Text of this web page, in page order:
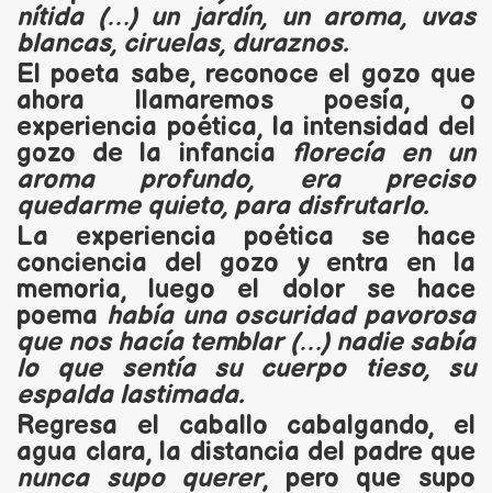
nítida (…) un jardín, un aroma, uvas
blancas, ciruelas, duraznos.
El poeta sabe, reconoce el gozo que
ahora llamaremos poesía, o
experiencia poética, la intensidad del
gozo de la infancia florecía en un
aroma profundo, era preciso
quedarme quieto, para disfrutarlo.
La experiencia poética se hace
conciencia del gozo y entra en la
memoria, luego el dolor se hace
poema había una oscuridad pavorosa
que nos hacía temblar (…) nadie sabía
lo que sentía su cuerpo tieso, su
espalda lastimada.
Regresa el caballo cabalgando, el
agua clara, la distancia del padre que
nunca supo querer, pero que supo